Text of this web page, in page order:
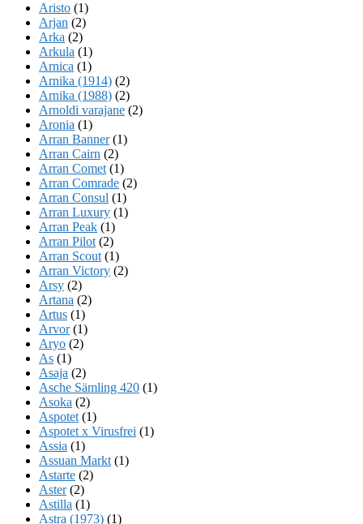
Aristo (1)
Arjan (2)
Arka (2)
Arkula (1)
Arnica (1)
Arnika (1914) (2)
Arnika (1988) (2)
Arnoldi varajane (2)
Aronia (1)
Arran Banner(1)
Arran Cairn (2)
Arran Comet (1)
Arran Comrade (2)
Arran Consul (1)
Arran Luxury (1)
Arran Peak (1)
Arran Pilot (2)
Arran Scout (1)
Arran Victory (2)
Arsy (2)
Artana (2)
Artus (1)
Arvor(1)
Aryo (2)
As (1)
Asaja (2)
Asche Sämling 420 (1)
Asoka (2)
Aspotet (1)
Aspotet x Virusfrei (1)
Assia (1)
Assuan Markt (1)
Astarte (2)
Aster(2)
Astilla (1)
Astra (1973) (1)